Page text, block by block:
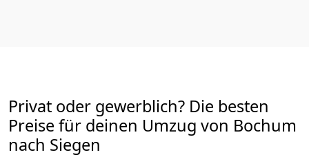
Privat oder gewerblich? Die besten
Preise für deinen Umzug von Bochum
nach Siegen